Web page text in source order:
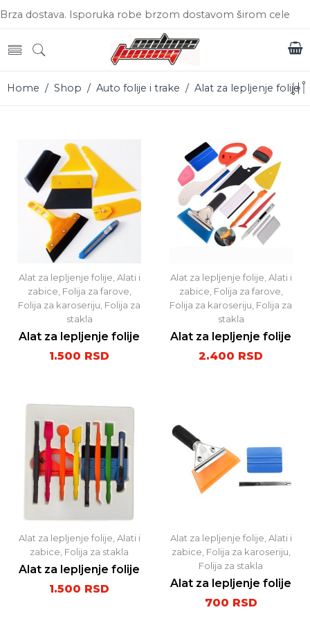
Brza dostava. Isporuka robe brzom dostavom širom cele
Home / Shop / Auto folije i trake / Alat za lepljenje folije
Alat za lepljenje folije Alati i
zabice Folija za farove
Folija za karoseriju Folija za
stakla
Alat za lepljenje folije
1.500 RSD
Alat za lepljenje folije Alati i
zabice Folija za farove
Folija za karoseriju Folija za
stakla
Alat za lepljenje folije
2.400 RSD
Alat za lepljenje folije Alati i
zabice Folija za stakla
Alat za lepljenje folije
1.500 RSD
Alat za lepljenje folije Alati i
zabice Folija za karoseriju
Folija za stakla
Alat za lepljenje folije
700 RSD